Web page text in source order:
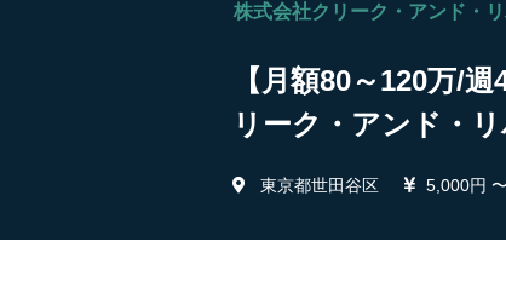
株式会社クリーク・アンド・
【月額80～120万/
リーク・アンド・
東京都世田谷区 5,000円 〜